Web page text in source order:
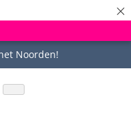
×
Noorden!
Uitstekende service